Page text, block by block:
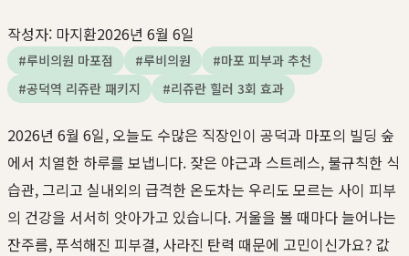
작성자: 마지환2026년 6월 6일
#루비의원 마포점 #루비의원 #마포 피부과 추천
#공덕역 리쥬란 패키지 #리쥬란 힐러 3회 효과
2026년 6월 6일, 오늘도 수많은 직장인이 공덕과 마포의 빌딩 숲
에서 치열한 하루를 보냅니다. 잦은 야근과 스트레스, 불규칙한 식
습관, 그리고 실내외의 급격한 온도차는 우리도 모르는 사이 피부
의 건강을 서서히 앗아가고 있습니다. 거울을 볼 때마다 늘어나는
잔주름, 푸석해진 피부결, 사라진 탄력 때문에 고민이신가요? 값